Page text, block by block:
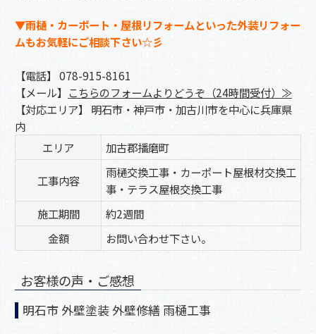
▼雨樋・カーポート・屋根リフォームといった外装リフォー
ムもお気軽にご相談下さい☆彡
【電話】 078-915-8161
【メール】 こちらのフォームよりどうぞ（24時間受付）≫
【対応エリア】 明石市・神戸市・加古川市を中心に兵庫県
内
エリア
加古郡播磨町
工事内容
雨樋交換工事・カーポート屋根材交換工
事・テラス屋根交換工事
施工期間
約2週間
金額
お問い合わせ下さい。
お客様の声・ご感想
明石市 外壁塗装 外壁修繕 雨樋工事